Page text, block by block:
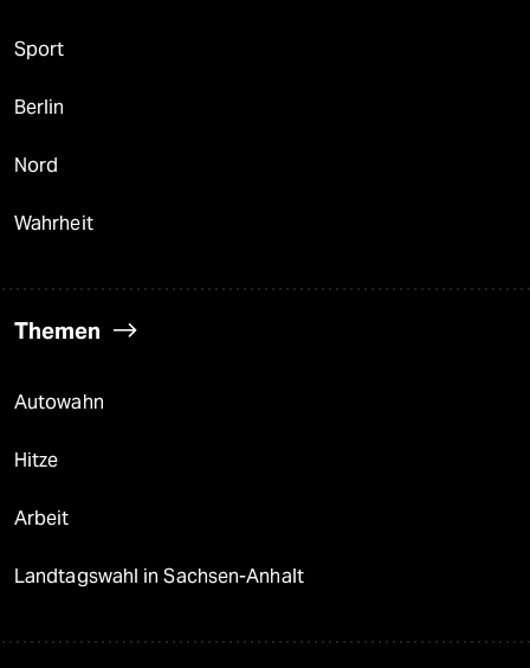
Sport
Berlin
Nord
Wahrheit
Themen
Autowahn
Hitze
Arbeit
Landtagswahl in Sachsen-Anhalt